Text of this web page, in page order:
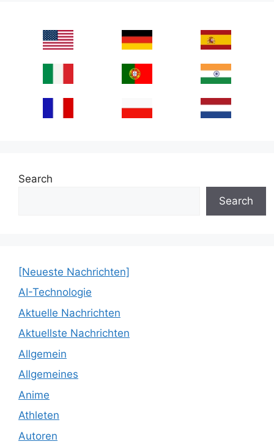
Search
Search
[Neueste Nachrichten]
AI-Technologie
Aktuelle Nachrichten
Aktuellste Nachrichten
Allgemein
Allgemeines
Anime
Athleten
Autoren